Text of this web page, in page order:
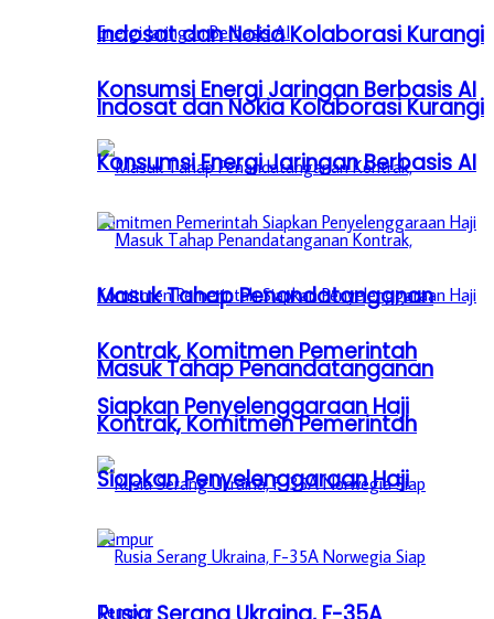
Indosat dan Nokia Kolaborasi Kurangi
Konsumsi Energi Jaringan Berbasis AI
Masuk Tahap Penandatanganan
Kontrak, Komitmen Pemerintah
Siapkan Penyelenggaraan Haji
Indosat dan Nokia Kolaborasi Kurangi
Konsumsi Energi Jaringan Berbasis AI
Masuk Tahap Penandatanganan
Kontrak, Komitmen Pemerintah
Siapkan Penyelenggaraan Haji